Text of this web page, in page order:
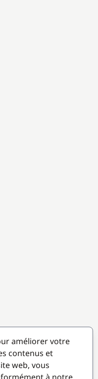
améliorer votre
contenus et
web, vous